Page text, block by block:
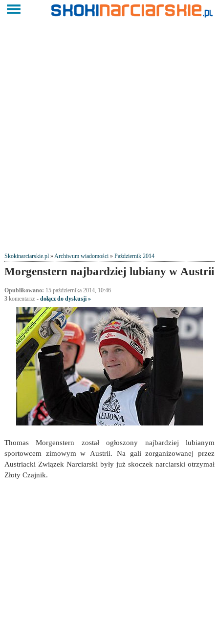
Skokinarciarskie.pl»Archiwum wiadomości» Październik 2014
Morgenstern najbardziej lubiany w Austrii
Opublikowano: 15 października 2014, 10:46
3komentarze- dołącz do dyskusji »
Thomas Morgenstern został ogłoszony najbardziej lubianym
sportowcem zimowym w Austrii. Na gali zorganizowanej przez
Austriacki Związek Narciarski były już skoczek narciarski otrzymał
Złoty Czajnik.